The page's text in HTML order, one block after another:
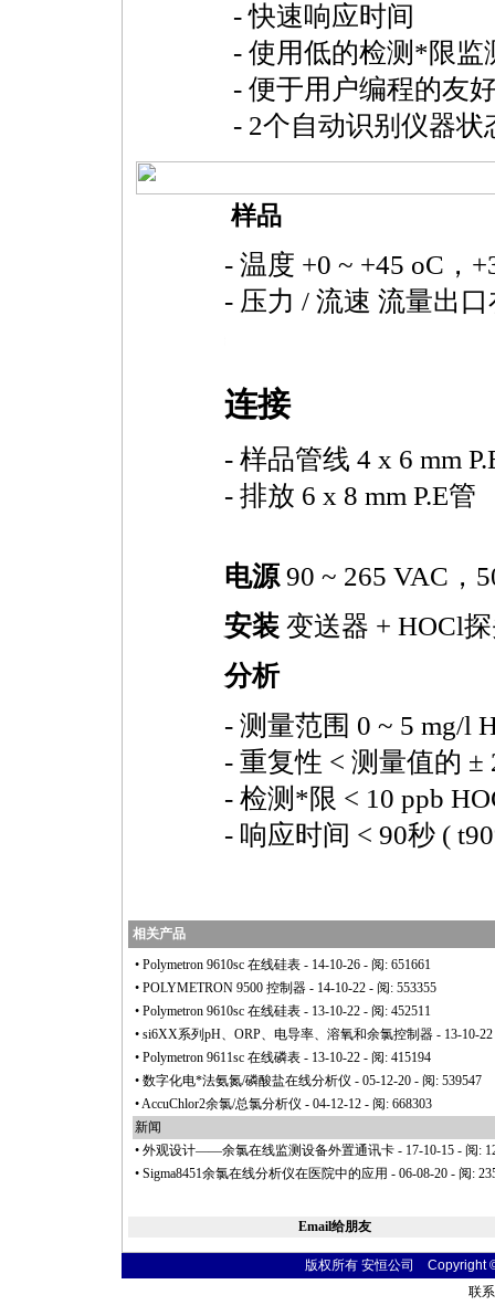
- 快速响应时间
- 使用低的检测 * 限监
- 便于用户编程的友好
- 2个自动识别仪器状
样品
- 温度 +0 ~ +45 oC，
- 压力 / 流速 流量出
连接
- 样品管线 4 x 6 mm
- 排放 6 x 8 mm P.E管
电源 90 ~ 265 VAC，
安装 变送器 + HOCl
分析
- 测量范围 0 ~ 5 mg/l
- 重复性 < 测量值的 ±
- 检测 * 限 < 10 ppb
- 响应时间 < 90秒 (
相关产品
• Polymetron 9610sc 在线硅表 - 14-10-26 - 阅: 651661
• POLYMETRON 9500 控制器 - 14-10-22 - 阅: 553355
• Polymetron 9610sc 在线硅表 - 13-10-22 - 阅: 452511
• si6XX系列pH、ORP、电导率、溶氧和余氯控制器 - 13-10-
• Polymetron 9611sc 在线磷表 - 13-10-22 - 阅: 415194
• 数字化电*法氨氮/磷酸盐在线分析仪 - 05-12-20 - 阅: 539547
•AccuChlor2余氯/总氯分析仪 - 04-12-12 - 阅: 668303
新闻
• 外观设计——余氯在线监测设备外置通讯卡 - 17-10-15 - 阅:
• Sigma8451余氯在线分析仪在医院中的应用 - 06-08-20 - 阅:
Email给朋友
版权所有 安恒公司 Copyright
联